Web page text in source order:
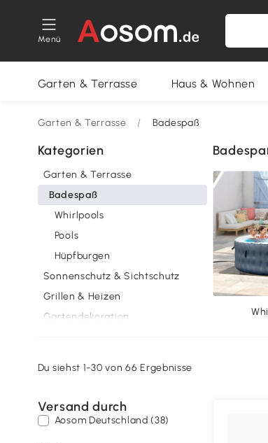
Menü
Garten & Terrasse Haus & Wohnen
Garten & Terrasse / Badespaß
Kategorien
Garten & Terrasse
Badespaß
Whirlpools
Pools
Hüpfburgen
Sonnenschutz & Sichtschutz
Grillen & Heizen
Gartendekoration
Du siehst 1-30 von 66 Ergebnisse
Versand durch
Aosom Deutschland (38)